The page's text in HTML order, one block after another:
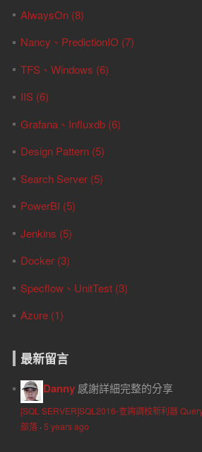
AlwaysOn (8)
Nancy、PredictionIO (7)
TFS、Windows (6)
IIS (6)
Grafana、Influxdb (6)
Design Pattern (5)
Search Server (5)
PowerBI (5)
Jenkins (5)
Docker (3)
Specflow、UnitTest (3)
Azure (1)
最新留言
Danny 感謝詳細完整的分享
[SQL SERVER]SQL2016-查詢調校新利器
部落· 5 years ago